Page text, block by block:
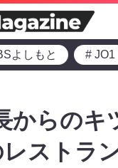
よしもと # JO1
からのキ
ストラン